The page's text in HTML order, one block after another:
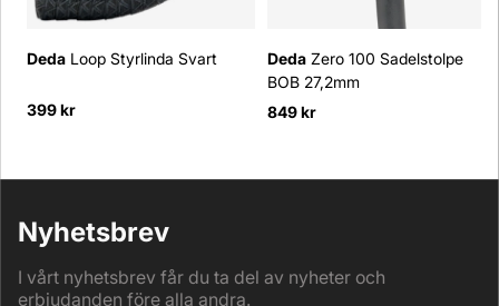
Deda Loop Styrlinda Svart
399 kr
Deda Zero 100 Sadelstolpe
BOB 27,2mm
849 kr
Nyhetsbrev
I vårt nyhetsbrev får du ta del av nyheter och
erbjudanden före alla andra.